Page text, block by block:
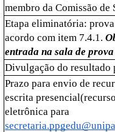
membro da Comissão de
Etapa eliminatória:
acordo com item 7.4.1.
entrada na sala de
Divulgação do resultado
Prazo para envio de
escrita
eletrônica para